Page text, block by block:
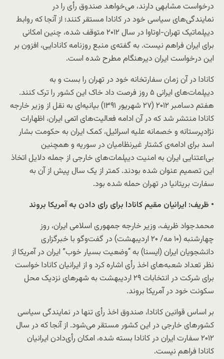
درخواست مشابهی دارند، می‌خواهد صندوق رأی را در
نمایندگی‌های سیاسی خود در کانادا مستقر کنند؛ از آنجا که روابط
دیپلماتیک تهران-اوتاوا در سال ۲۰۱۲ متوقف شده، چنین امکانی
برای ایران فراهم نیست. به گفته‌ی منبع روزنامه کانادایی، افزون بر
این درخواست ایران دیرهنگام مطرح شده است.
کانادا در آن زمان سفارتخانه خود در تهران را بست و به
دیپلمات‌های ایرانی ۵ روز فرصت داد خاک این کشور را ترک کنند.
هفتم دسامبر ۲۰۱۲ (۲۷ شهریور ۱۳۹۱) بیانیه‌ای به نقل از وزیر خارجه
کانادا منتشر شد که در آن ادامه فعالیت‌های اتمی ایران، اظهارات
نژادپرستانه و خصمانه علیه اسرائیل، کمک ایران به حکومت بشار
اسد برای ادامه‌ی کشتار غیرنظامیان در سوریه و همچنین
بی‌اعتنایی ایران به امنیت دیپلمات‌های خارجی از جمله دلایل اتخاذ
این تصمیم عنوان شده بودند. کمتر از یک سال پیش از آن به
سفارت بریتانیا در تهران حمله شده بود.
• ظریف: ایرانیان مقیم کانادا برای رای دادن به آمریکا بروند
محمدجواد ظریف، وزیر خارجه جمهوری اسلامی ایران، روز
چهارشنبه (۱۰ مه/ ۲۰ اردیبهشت) در گفت‌وگو با خبرگزاری
دانشجویان ایران (ایسنا) به “وضعیت بسیار خوب” ایران در آمریکا از
نظر تعداد شعبه‌های اخذ رأی اشاره کرد و از ایرانیان کانادا خواست
برای شرکت در انتخابات ۲۹ اردیبهشت به شهرهای نزدیک محل
سکونت خود در آمریکا بروند.
بر اساس قوانین کانادا، صندوق اخذ رأی تنها در نمایندگی سیاسی
کشورهای خارجی در این کشور مستقر می‌شود. از آنجا که در سال
۲۰۱۲ سفارت ایران در کانادا بسته شده، امکان رأی‌دادن ایرانیان
کانادا فراهم نیست.